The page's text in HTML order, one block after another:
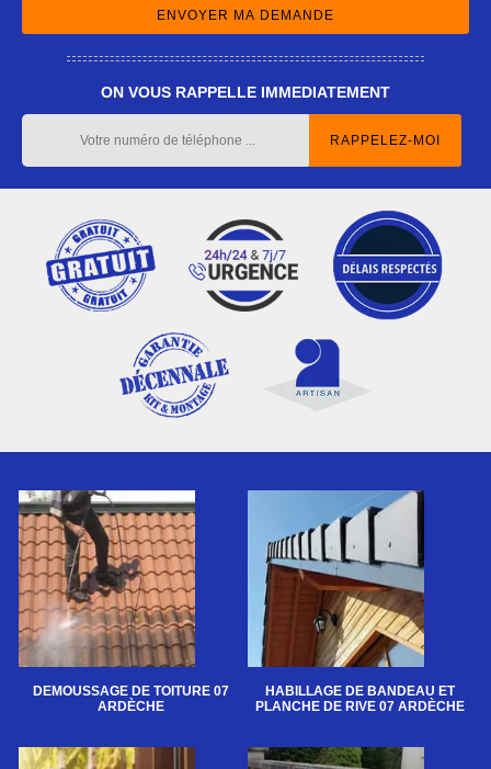
ON VOUS RAPPELLE IMMEDIATEMENT
DEMOUSSAGE DE TOITURE 07
ARDÈCHE
HABILLAGE DE BANDEAU ET
PLANCHE DE RIVE 07 ARDÈCHE